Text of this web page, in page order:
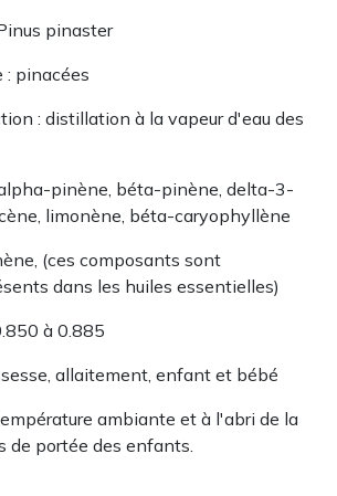
pinaster
: pinacées
: distillation à la vapeur d'eau​​​​​​ des
pinène, béta-pinène, delta-3-
limonène, béta-caryophyllène
(ces composants sont
dans les huiles essentielles)
à 0.885
allaitement, enfant et bébé
ambiante et à l'abri de la
de portée des enfants.